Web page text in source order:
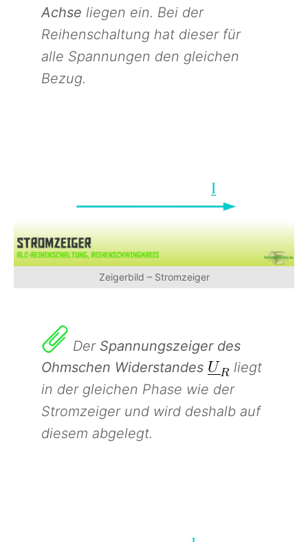
Achse liegen ein. Bei der
Reihenschaltung hat dieser für
alle Spannungen den gleichen
Bezug.
Zeigerbild – Stromzeiger
Der Spannungszeiger des
Ohmschen Widerstandes
liegt
in der gleichen Phase wie der
Stromzeiger und wird deshalb auf
diesem abgelegt.